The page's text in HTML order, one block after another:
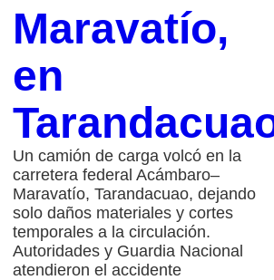
Maravatío,
en
Un camión de carga volcó en la
carretera federal Acámbaro–
Maravatío, Tarandacuao, dejando
solo daños materiales y cortes
temporales a la circulación.
Autoridades y Guardia Nacional
atendieron el accidente